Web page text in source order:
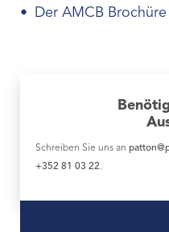
Der AMCB Brochüre
Schreiben Sie uns an
+352 81 03 22.